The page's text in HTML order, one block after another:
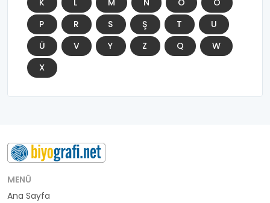
P
R S Ş T
U
Ü
V Y Z Q
W
X
MENÜ
Ana Sayfa